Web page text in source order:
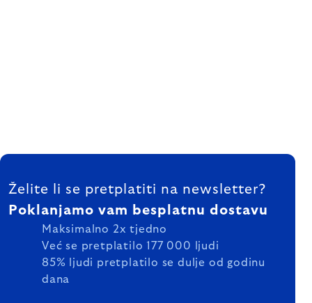
FOOTER
Želite li se pretplatiti na newsletter?
Poklanjamo vam besplatnu dostavu
Maksimalno 2x tjedno
Već se pretplatilo 177 000 ljudi
85% ljudi pretplatilo se dulje od godinu
dana